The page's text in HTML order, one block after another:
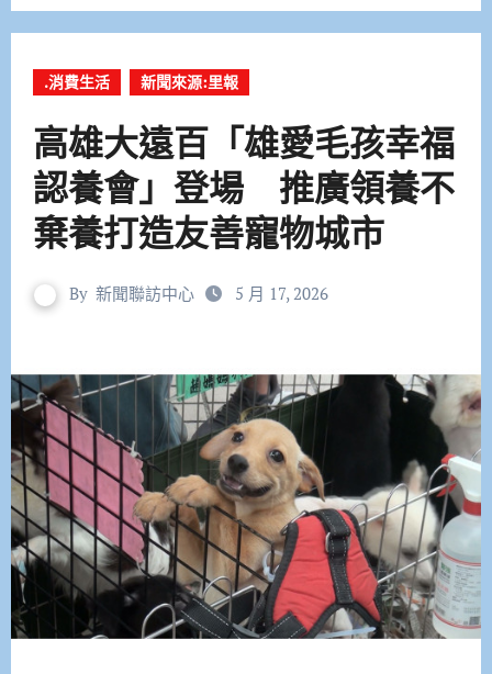
.消費生活 新聞來源:里報
高雄大遠百「雄愛毛孩幸福
認養會」登場 推廣領養不
棄養打造友善寵物城市
By 新聞聯訪中心 5 月 17, 2026